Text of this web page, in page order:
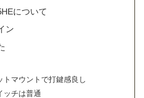
について
ン
トマウントで打鍵感良し
ッチは普通